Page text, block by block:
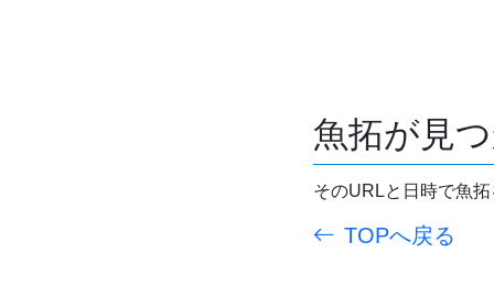
魚拓が見
そのURLと日時で魚
TOPへ戻る